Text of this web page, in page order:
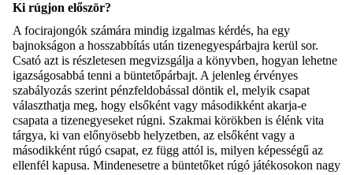
Ki rúgjon először?
A focirajongók számára mindig izgalmas kérdés, ha egy
bajnokságon a hosszabbítás után tizenegyespárbajra kerül sor.
Csató azt is részletesen megvizsgálja a könyvben, hogyan lehetne
igazságosabbá tenni a büntetőpárbajt. A jelenleg érvényes
szabályozás szerint pénzfeldobással döntik el, melyik csapat
választhatja meg, hogy elsőként vagy másodikként akarja-e
csapata a tizenegyeseket rúgni. Szakmai körökben is élénk vita
tárgya, ki van előnyösebb helyzetben, az elsőként vagy a
másodikként rúgó csapat, ez függ attól is, milyen képességű az
ellenfél kapusa. Mindenesetre a büntetőket rúgó játékosokon nagy